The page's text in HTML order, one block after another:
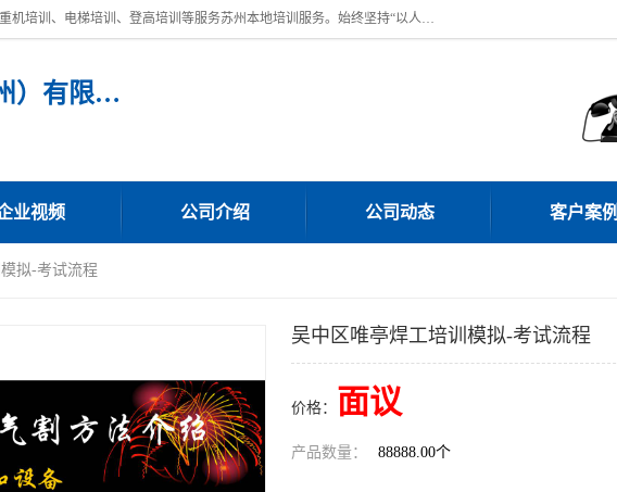
苏州宏远特种作业人员培训，提供：叉车培训、电焊工培训、电工培训、起重机培训、电梯培训、登高培训等服务苏州本地培训服务。始终坚持“以人为本，质量立校”的办学思想，以培养社会应用型人才为己任，明码收费，诚实守信，中途不收任何费用。随到随学，学会为止，一期未学会者免费再学，直到学会为止。
宏远特种作业人员培训（苏州）有限公司
业视频 公司介绍 公司动态 客户案例
拟-考试流程
吴中区唯亭焊工培训模拟-考试流程
价格： 面议
产品数量： 88888.00个